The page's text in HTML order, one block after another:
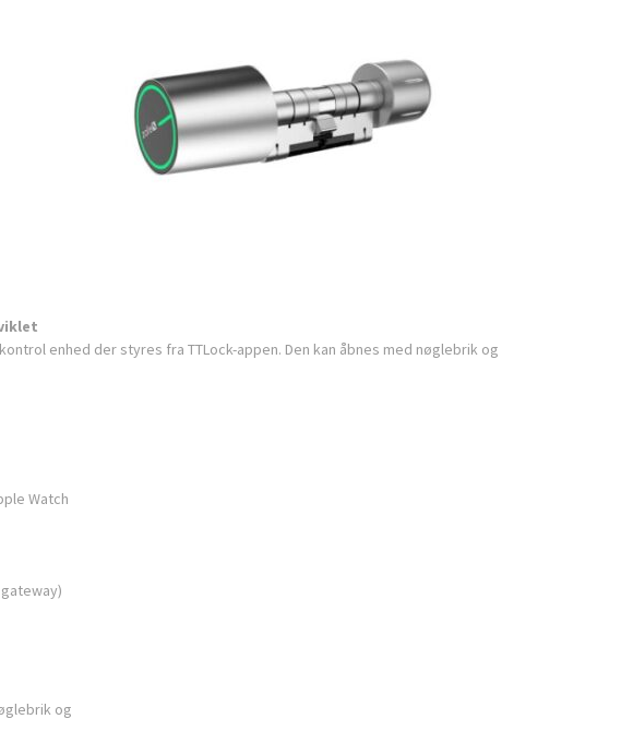
enhed der styres fra TTLock-appen. Den kan åbnes med nøglebrik og
Watch
gateway)
og